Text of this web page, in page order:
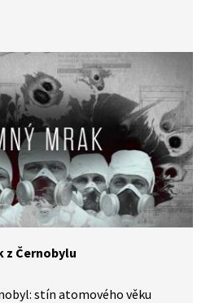
a nabízí tak
jedné z největších
moderních dějin
jak se jednotlivé události
úseku.
z Černobylu
stín atomového věku